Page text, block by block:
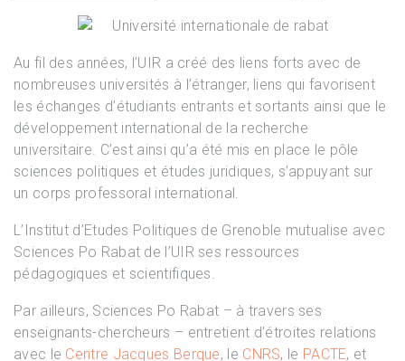
Au fil des années, l’UIR a créé des liens forts avec de
nombreuses universités à l’étranger, liens qui favorisent
les échanges d’étudiants entrants et sortants ainsi que le
développement international de la recherche
universitaire. C’est ainsi qu’a été mis en place le pôle
sciences politiques et études juridiques, s’appuyant sur
un corps professoral international.
L’Institut d’Etudes Politiques de Grenoble mutualise avec
Sciences Po Rabat de l’UIR ses ressources
pédagogiques et scientifiques.
Par ailleurs, Sciences Po Rabat – à travers ses
enseignants-chercheurs – entretient d’étroites relations
avec le Centre Jacques Berque, le CNRS, le PACTE, et